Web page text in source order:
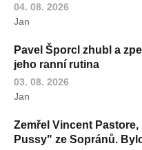
04. 08. 2026
Jan
Pavel Šporcl zhubl a
jeho ranní rutina
03. 08. 2026
Jan
Zemřel Vincent
Pussy" ze Sopránů.